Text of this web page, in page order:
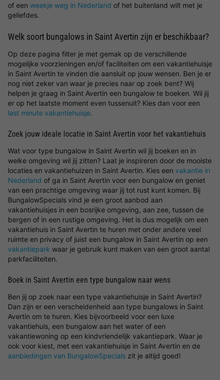
of een weekje weg in Nederland of het buitenland wilt met je
geliefdes.
Welk soort bungalows in Saint Avertin zijn er beschikbaar?
Op deze pagina filter je met gemak op de verschillende
mogelijke voorzieningen en/of faciliteiten om een vakantiehuisje
in Saint Avertin te vinden die aansluit op jouw wensen. Ben je er
nog niet zeker van waar je precies naar op zoek bent? Wij
helpen je graag in Saint Avertin een bungalow te boeken. Wil jij
er op het laatste moment even tussenuit? Kies dan voor een
last minute vakantiehuisje.
Zoek jouw ideale locatie in Saint Avertin voor het vakantiehuis
Wat voor type bungalow in Saint Avertin wil jij boeken en in
welke omgeving wil jij zitten? Laat je inspireren door de mooiste
locaties en vakantiehuizen in Saint Avertin. Kies een vakantie in
Nederland of ga in Saint Avertin voor een bungalow en geniet
van een prachtige omgeving waar jij tot rust kunt komen. Bij
BungalowSpecials vind je een groot aanbod aan
vakantiehuisjes in een bosrijke omgeving, aan zee, tussen de
bergen of in een rustige omgeving. Het is dus mogelijk om een
vakantiehuis in Saint Avertin te huren met onder andere veel
ruimte en privacy of juist een bungalow in Saint Avertin op een
vakantiepark waar je gebruik kunt maken van een groot aantal
parkfaciliteiten.
Boek in Saint Avertin een type bungalow naar wens
Ben jij op zoek naar een type vakantiehuisje in Saint Avertin?
Dan zijn er een verscheidenheid aan type bungalows in Saint
Avertin om te huren. Kies bijvoorbeeld voor een luxe
vakantiehuis, een bungalow aan het water of een
vakantiewoning op een kindvriendelijk vakantiepark. Waar je
ook voor kiest, met een vakantiehuisje in Saint Avertin en de
aanbiedingen van BungalowSpecials zit je altijd goed!